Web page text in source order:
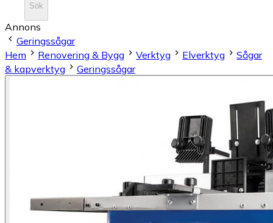
Sök
Annons
Geringssågar
Hem
Renovering & Bygg Verktyg Elverktyg
Sågar
& kapverktyg
Geringssågar